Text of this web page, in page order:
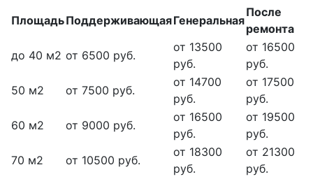
ПлощадьПоддерживающаяГенеральная
После
ремонта
до 40 м2 от 6500 руб.
от 13500
руб.
от 16500
руб.
50 м2
от 7500 руб.
от 14700
руб.
от 17500
руб.
60 м2
от 9000 руб.
от 16500
руб.
от 19500
руб.
70 м2
от 10500 руб.
от 18300
руб.
от 21300
руб.